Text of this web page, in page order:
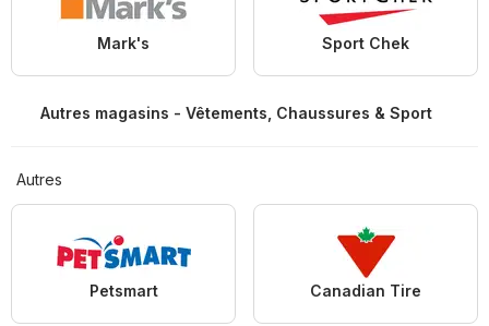
Mark's Sport Chek
Autres magasins - Vêtements, Chaussures & Sport
Autres
Petsmart Canadian Tire